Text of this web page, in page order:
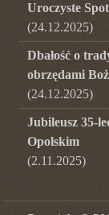
Uroczyste
(24.12.2025)
Dbałość o
obrzędami
(24.12.2025)
Jubileusz 35-
Opolskim
(2.11.2025)